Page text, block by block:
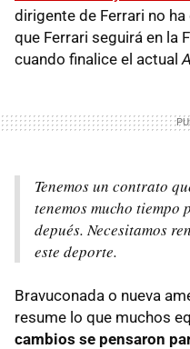
dirigente de Ferrari no
que Ferrari seguirá en la
cuando finalice el actual
Tenemos un contrato
tenemos mucho
depués. Necesitamos
este deporte.
Bravuconada o nueva
resume lo que muchos
cambios se pensaron